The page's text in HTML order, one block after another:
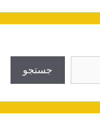
جستجو